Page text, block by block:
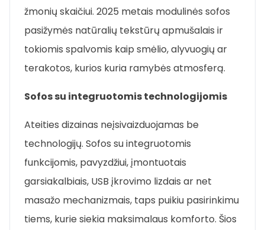
žmonių skaičiui. 2025 metais modulinės sofos
pasižymės natūralių tekstūrų apmušalais ir
tokiomis spalvomis kaip smėlio, alyvuogių ar
terakotos, kurios kuria ramybės atmosferą.
Sofos su integruotomis technologijomis
Ateities dizainas neįsivaizduojamas be
technologijų. Sofos su integruotomis
funkcijomis, pavyzdžiui, įmontuotais
garsiakalbiais, USB įkrovimo lizdais ar net
masažo mechanizmais, taps puikiu pasirinkimu
tiems, kurie siekia maksimalaus komforto. Šios